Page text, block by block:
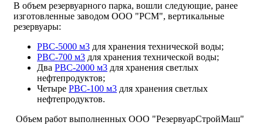
В объем резервуарного парка, вошли следующие, ранее
изготовленные заводом ООО "РСМ", вертикальные
резервуары:
РВС-5000 м3 для хранения технической воды;
РВС-700 м3 для хранения технической воды;
Два РВС-2000 м3 для хранения светлых
нефтепродуктов;
Четыре РВС-100 м3 для хранения светлых
нефтепродуктов.
Объем работ выполненных ООО "РезервуарСтройМаш"